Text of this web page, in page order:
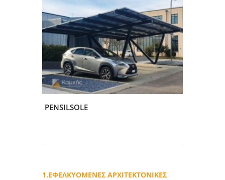
PENSILSOLE
1.ΕΦΕΛΚΥΟΜΕΝΕΣ ΑΡΧΙΤΕΚΤΟΝΙΚΕΣ